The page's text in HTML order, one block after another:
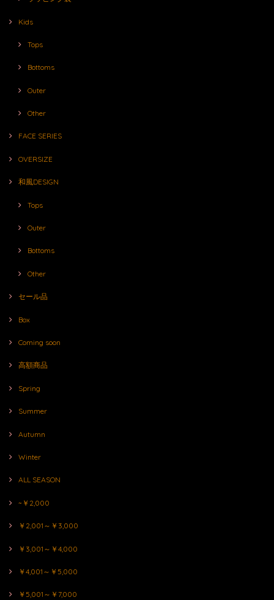
Kids
Tops
Bottoms
Outer
Other
FACE SERIES
OVERSIZE
和風DESIGN
Tops
Outer
Bottoms
Other
セール品
Box
Coming soon
高額商品
Spring
Summer
Autumn
Winter
ALL SEASON
~￥2,000
￥2,001～￥3,000
￥3,001～￥4,000
￥4,001～￥5,000
￥5,001～￥7,000